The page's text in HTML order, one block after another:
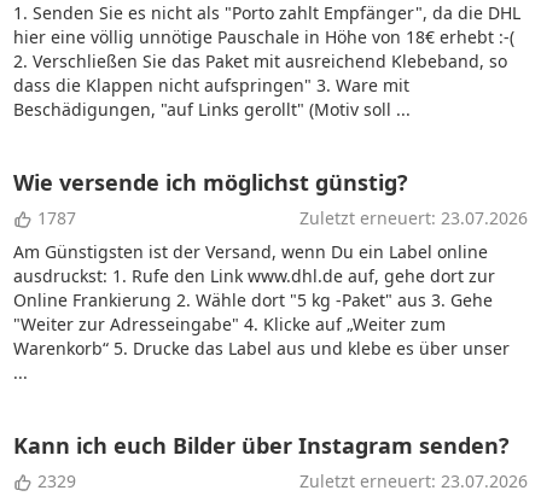
1. Senden Sie es nicht als "Porto zahlt Empfänger", da die DHL
hier eine völlig unnötige Pauschale in Höhe von 18€ erhebt :-(
2. Verschließen Sie das Paket mit ausreichend Klebeband, so
dass die Klappen nicht aufspringen" 3. Ware mit
Beschädigungen, "auf Links gerollt" (Motiv soll ...
Wie versende ich möglichst günstig?
1787
Zuletzt erneuert: 23.07.2026
Am Günstigsten ist der Versand, wenn Du ein Label online
ausdruckst: 1. Rufe den Link www.dhl.de auf, gehe dort zur
Online Frankierung 2. Wähle dort "5 kg -Paket" aus 3. Gehe
"Weiter zur Adresseingabe" 4. Klicke auf „Weiter zum
Warenkorb“ 5. Drucke das Label aus und klebe es über unser
...
Kann ich euch Bilder über Instagram senden?
2329
Zuletzt erneuert: 23.07.2026